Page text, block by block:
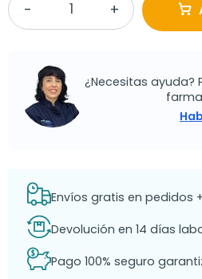
¿Necesitas ayuda?
Envíos gratis en pedidos
Devolución en 14 días
Pago 100% seguro